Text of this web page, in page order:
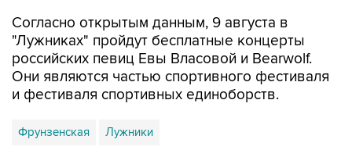
российских певиц Евы Власовой и Bearwolf.
Они являются частью спортивного фестиваля
и фестиваля спортивных единоборств.
Фрунзенская Лужники